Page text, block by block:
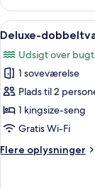
Bedroom
Beachfront
Villa
Indlæs
alle
billeder
af
Deluxe-
dobbeltværelse
-
kingsize-
10
Deluxe-
Udsigt over
1 soveværelse
Plads til 2
1 kingsize-seng
Gratis Wi-Fi
Flere oplysninger
Flere